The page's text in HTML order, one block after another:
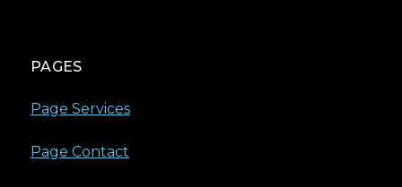
PAGES
Page Services
Page Contact